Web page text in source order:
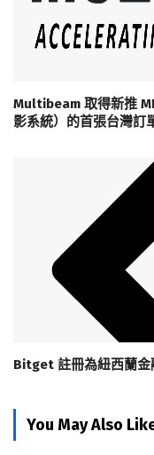
Multibeam 取得新推
影系統）的首張台灣訂
Bitget 註冊為紐西蘭金
You May Also